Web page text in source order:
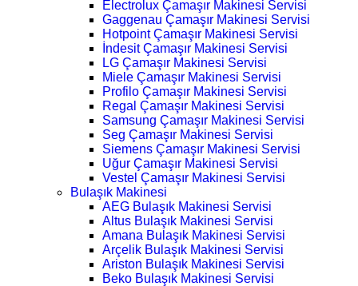
Electrolux Çamaşır Makinesi Servisi
Gaggenau Çamaşır Makinesi Servisi
Hotpoint Çamaşır Makinesi Servisi
İndesit Çamaşır Makinesi Servisi
LG Çamaşır Makinesi Servisi
Miele Çamaşır Makinesi Servisi
Profilo Çamaşır Makinesi Servisi
Regal Çamaşır Makinesi Servisi
Samsung Çamaşır Makinesi Servisi
Seg Çamaşır Makinesi Servisi
Siemens Çamaşır Makinesi Servisi
Uğur Çamaşır Makinesi Servisi
Vestel Çamaşır Makinesi Servisi
Bulaşık Makinesi
AEG Bulaşık Makinesi Servisi
Altus Bulaşık Makinesi Servisi
Amana Bulaşık Makinesi Servisi
Arçelik Bulaşık Makinesi Servisi
Ariston Bulaşık Makinesi Servisi
Beko Bulaşık Makinesi Servisi